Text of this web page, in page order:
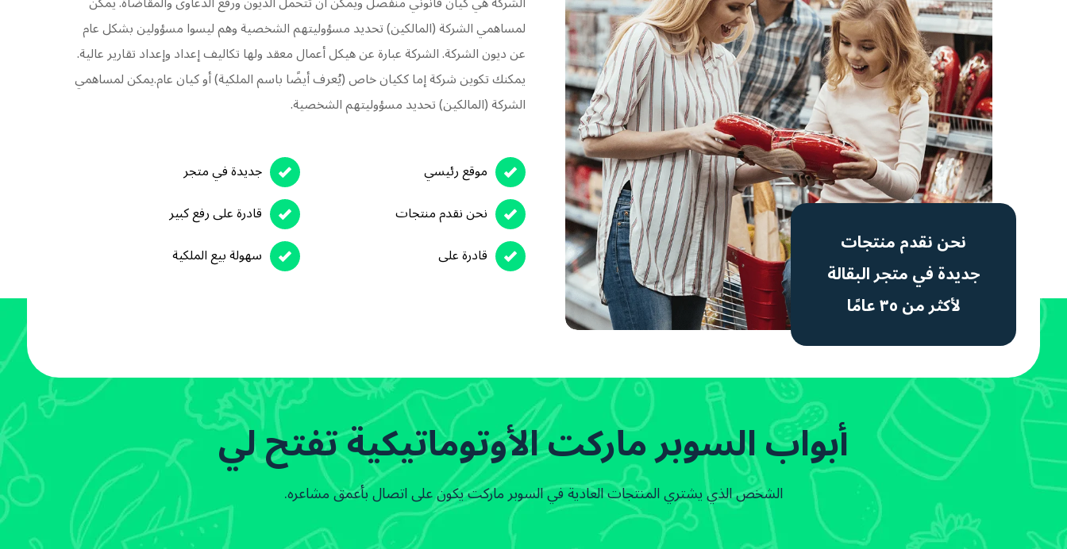
نحن نقدم منتجات
جديدة في متجر البقالة
لأكثر من ٣٥ عامًا
لمساهمي الشركة (المالكين) تحديد مسؤوليتهم الشخصية وهم ليسوا مسؤولين بشكل عام
عن ديون الشركة. الشركة عبارة عن هيكل أعمال معقد ولها تكاليف إعداد وإعداد تقارير عالية.
يمكنك تكوين شركة إما ككيان خاص (يُعرف أيضًا باسم الملكية) أو كيان عام.يمكن لمساهمي
الشركة (المالكين) تحديد مسؤوليتهم الشخصية.
موقع رئيسي
جديدة في متجر
نحن نقدم منتجات
قادرة على رفع كبير
قادرة على
سهولة بيع الملكية
أبواب السوبر ماركت الأوتوماتيكية تفتح لي
الشخص الذي يشتري المنتجات العادية في السوبر ماركت يكون على اتصال بأعمق مشاعره.